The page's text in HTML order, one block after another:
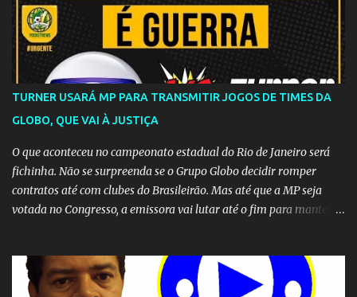
TURNER USARÁ MP PARA TRANSMITIR JOGOS DE TIMES DA
GLOBO, QUE VAI À JUSTIÇA
O que aconteceu no campeonato estadual do Rio de Janeiro será
fichinha. Não se surpreenda se o Grupo Globo decidir romper
contratos até com clubes do Brasileirão. Mas até que a MP seja
votada no Congresso, a emissora vai lutar até o fim para manter o